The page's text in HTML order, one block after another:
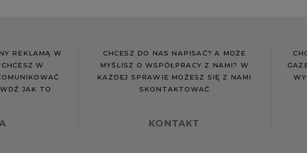
REKLAMĄ W
W
JAK TO
CHCESZ DO NAS NAPISAĆ? A MOŻE
MYŚLISZ O WSPÓŁPRACY Z NAMI? W
KAŻDEJ SPRAWIE MOŻESZ SIĘ Z NAMI
SKONTAKTOWAĆ
KONTAKT